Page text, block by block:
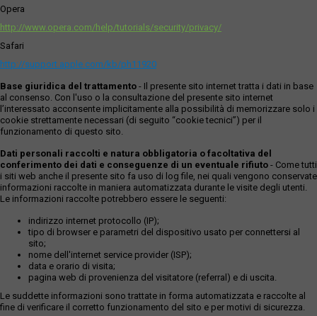
Opera
http://www.opera.com/help/tutorials/security/privacy/
Safari
http://support.apple.com/kb/ph11920
Base giuridica del trattamento - Il presente sito internet tratta i dati in base
al consenso. Con l'uso o la consultazione del presente sito internet
l’interessato acconsente implicitamente alla possibilità di memorizzare solo i
cookie strettamente necessari (di seguito “cookie tecnici”) per il
funzionamento di questo sito.
Dati personali raccolti e natura obbligatoria o facoltativa del
conferimento dei dati e conseguenze di un eventuale rifiuto - Come tutti
i siti web anche il presente sito fa uso di log file, nei quali vengono conservate
informazioni raccolte in maniera automatizzata durante le visite degli utenti.
Le informazioni raccolte potrebbero essere le seguenti:
indirizzo internet protocollo (IP);
tipo di browser e parametri del dispositivo usato per connettersi al
sito;
nome dell'internet service provider (ISP);
data e orario di visita;
pagina web di provenienza del visitatore (referral) e di uscita.
Le suddette informazioni sono trattate in forma automatizzata e raccolte al
fine di verificare il corretto funzionamento del sito e per motivi di sicurezza.